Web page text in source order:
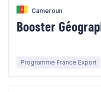
Cameroun
Booster
Programme France Export